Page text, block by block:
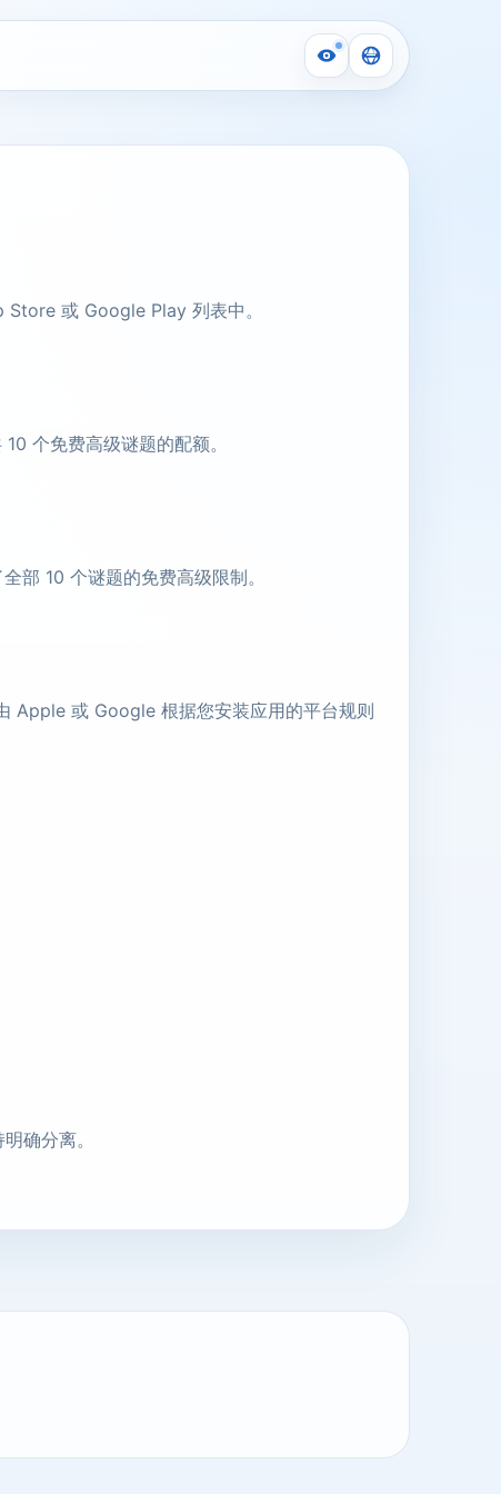
或 Google Play 列表中。
个免费高级谜题的配额。
部 10 个谜题的免费高级限制。
Apple 或 Google 根据您安装应用的平台规则
确分离。